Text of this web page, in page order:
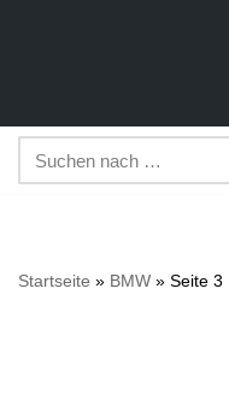
springen
Startseite » BMW » Seite 3